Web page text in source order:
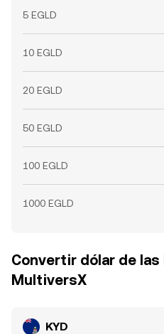
5 EGLD
10 EGLD
20 EGLD
50 EGLD
100 EGLD
1000 EGLD
Convertir dólar de las
MultiversX
KYD